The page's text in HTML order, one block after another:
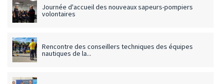
Journée d'accueil des nouveaux sapeurs-pompiers
volontaires
Rencontre des conseillers techniques des équipes
nautiques de la...